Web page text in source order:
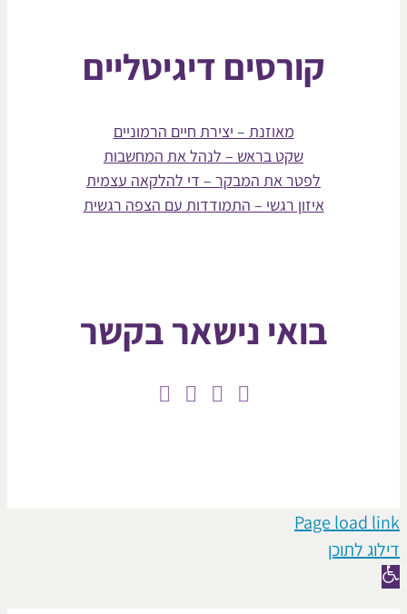
קורסים דיגיטליים
מאוזנת – יצירת חיים הרמוניים
שקט בראש – לנהל את המחשבות
לפטר את המבקר – די להלקאה עצמית
איזון רגשי – התמודדות עם הצפה רגשית
בואי נישאר בקשר
Page